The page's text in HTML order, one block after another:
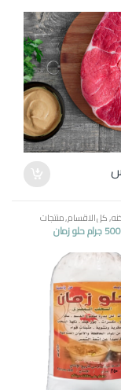
,كل الاقسام,منتجات